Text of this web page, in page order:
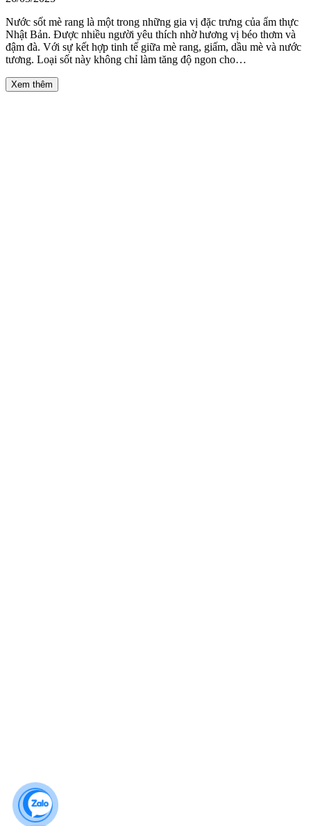
Nước sốt mè rang là một trong những gia vị đặc trưng của ẩm thực
Nhật Bản. Được nhiều người yêu thích nhờ hương vị béo thơm và
đậm đà. Với sự kết hợp tinh tế giữa mè rang, giấm, dầu mè và nước
tương. Loại sốt này không chỉ làm tăng độ ngon cho…
Xem thêm